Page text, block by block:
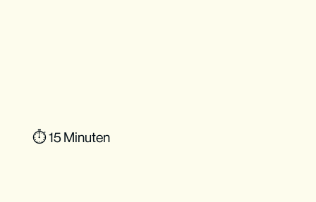
⏱ 15 Minuten